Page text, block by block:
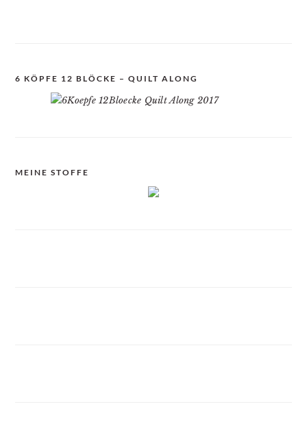
6 KÖPFE 12 BLÖCKE – QUILT ALONG
MEINE STOFFE